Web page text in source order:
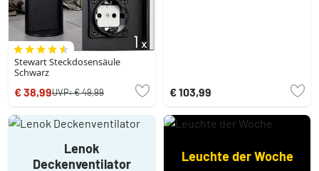
Stewart Steckdosensäule
Schwarz
€ 38,99UVP:€ 49,99 € 103,99
Lenok
Deckenventilator
Leuchte der Woche